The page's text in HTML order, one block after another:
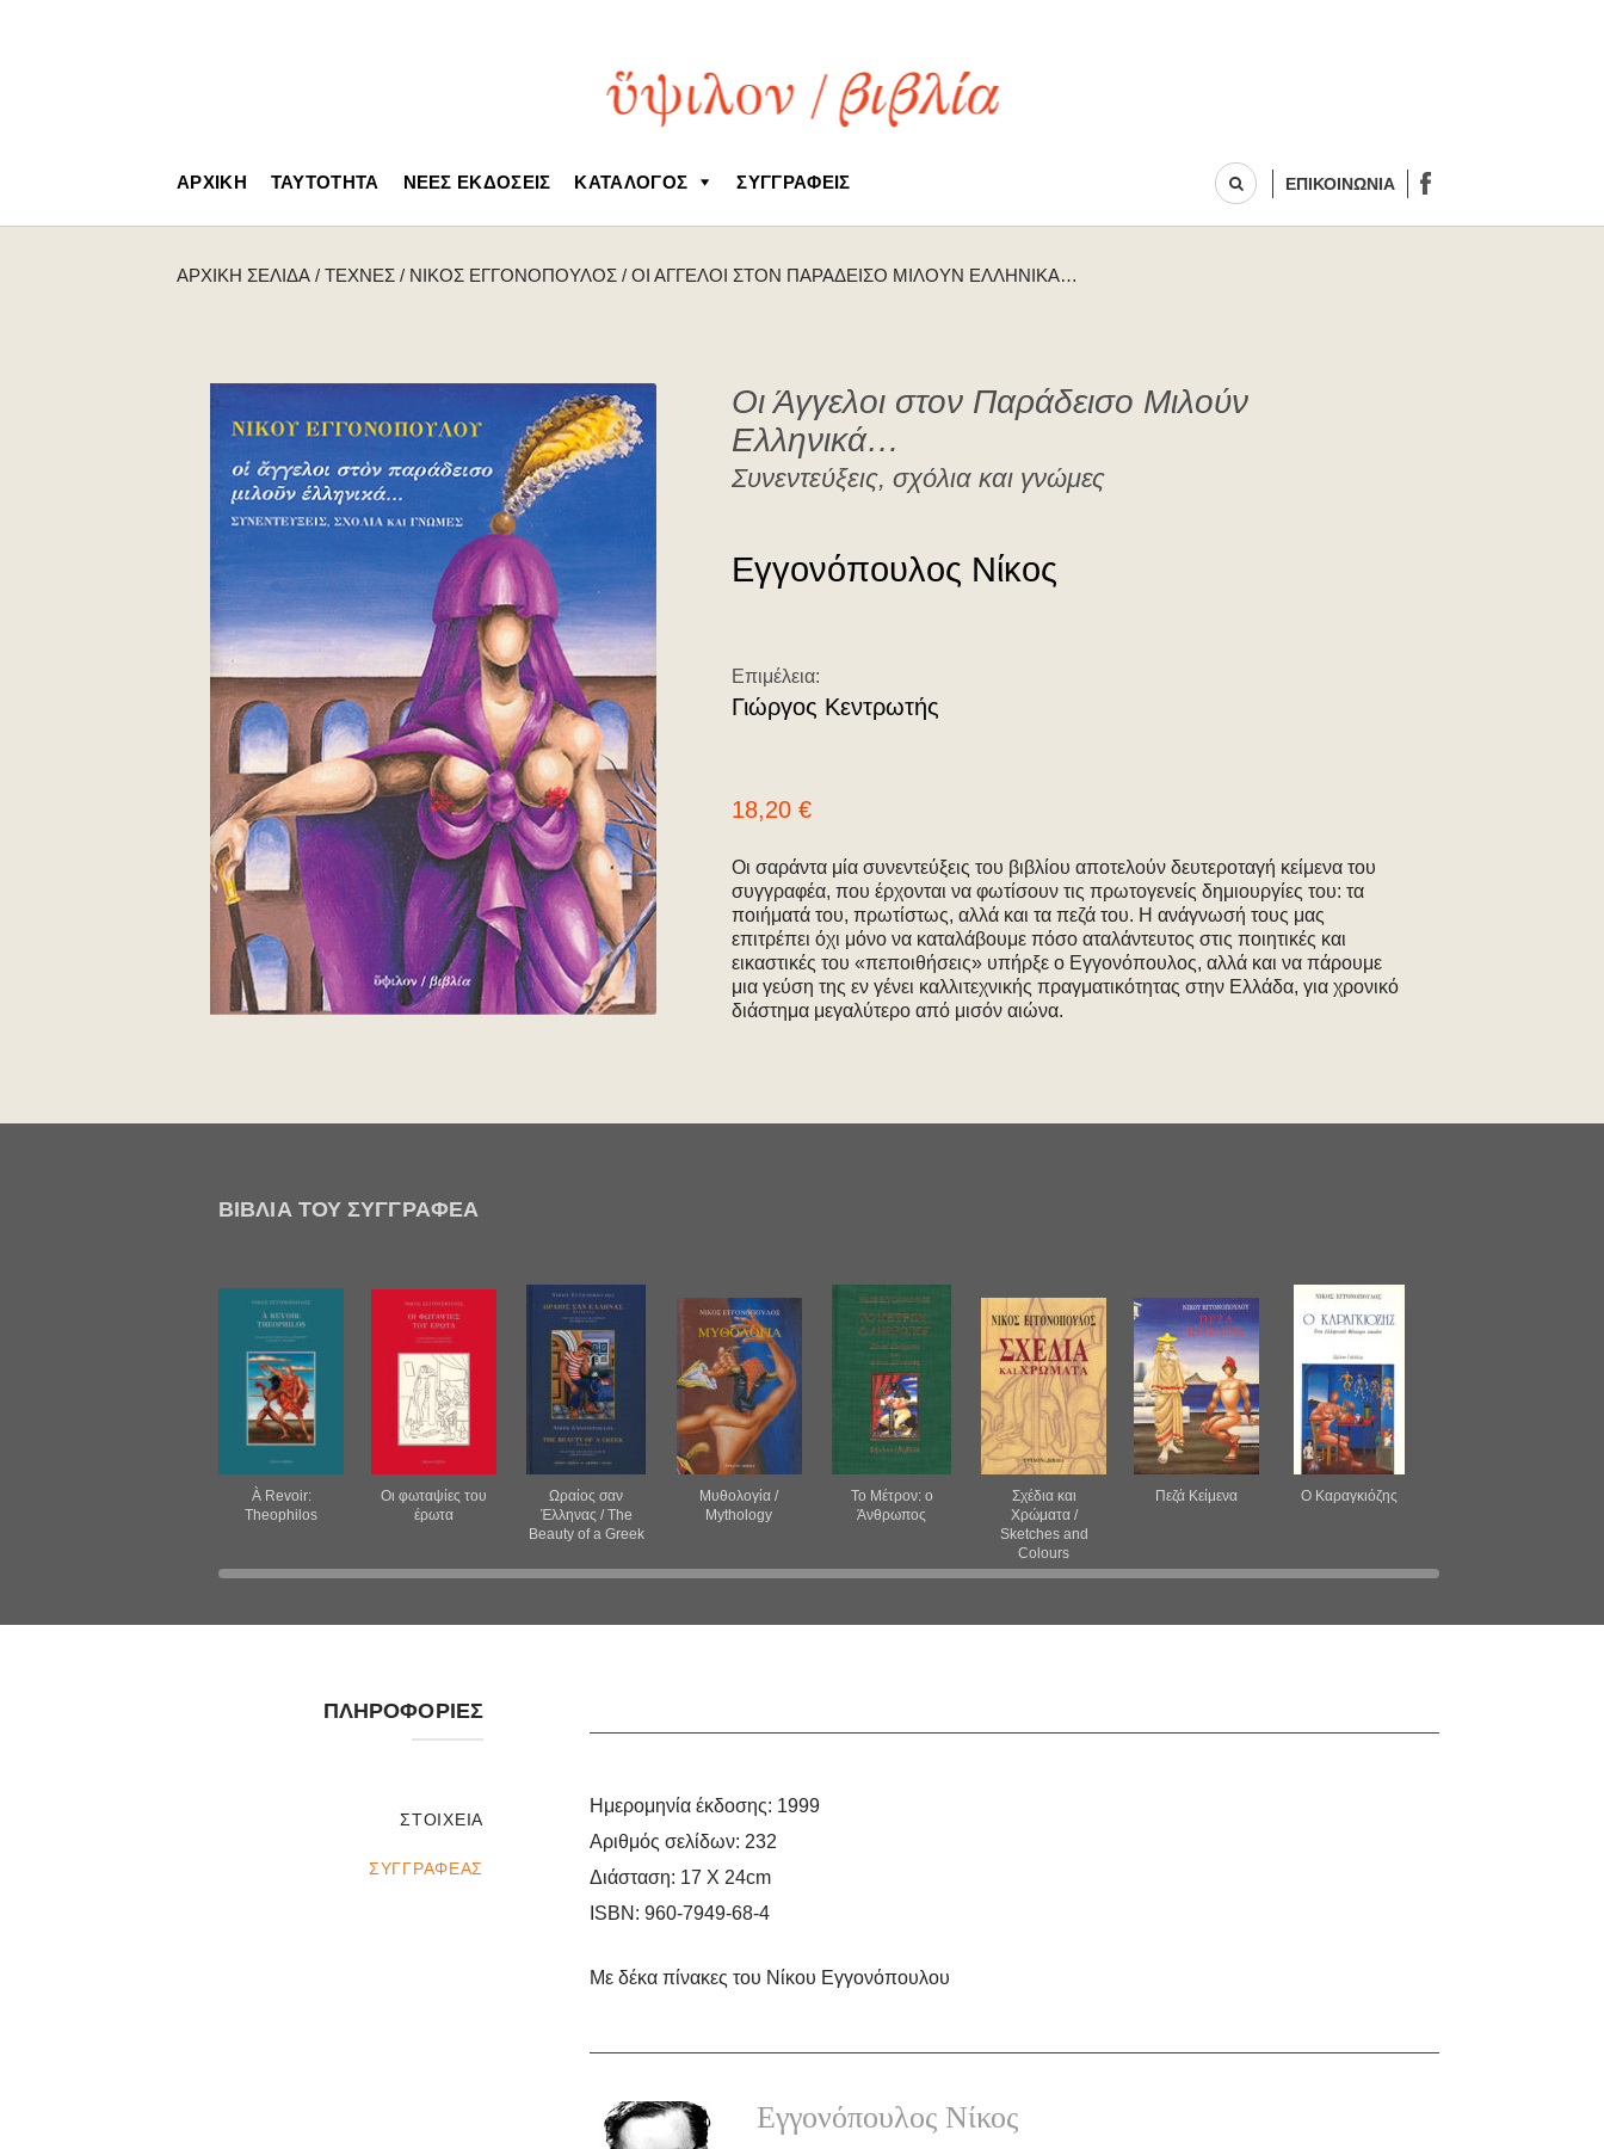
ΑΡΧΙΚΉ ΤΑΥΤΌΤΗΤΑ ΝΈΕΣ ΕΚΔΌΣΕΙΣ ΚΑΤΆΛΟΓΟΣ ΣΥΓΓΡΑΦΕΊΣ ΕΠΙΚΟΙΝΩΝΙΑ
ΑΡΧΙΚΉ ΣΕΛΊΔΑ / ΤΈΧΝΕΣ / ΝΊΚΟΣ ΕΓΓΟΝΌΠΟΥΛΟΣ / OΙ ΆΓΓΕΛΟΙ ΣΤΟΝ ΠΑΡΆΔΕΙΣΟ ΜΙΛΟΎΝ ΕΛΛΗΝΙΚΆ…
Εγγονόπουλος Νίκος
Oι Άγγελοι στον Παράδεισο Μιλούν
Ελληνικά…
Συνεντεύξεις, σχόλια και γνώμες
Εγγονόπουλος Νίκος
Επιμέλεια:
Γιώργος Κεντρωτής
18,20 €
Οι σαράντα μία συνεντεύξεις του βιβλίου αποτελούν δευτεροταγή κείμενα του
συγγραφέα, που έρχονται να φωτίσουν τις πρωτογενείς δημιουργίες του: τα
ποιήματά του, πρωτίστως, αλλά και τα πεζά του. Η ανάγνωσή τους μας
επιτρέπει όχι μόνο να καταλάβουμε πόσο αταλάντευτος στις ποιητικές και
εικαστικές του «πεποιθήσεις» υπήρξε ο Εγγονόπουλος, αλλά και να πάρουμε
μια γεύση της εν γένει καλλιτεχνικής πραγματικότητας στην Ελλάδα, για χρονικό
διάστημα μεγαλύτερο από μισόν αιώνα.
ΒΙΒΛΊΑ ΤΟΥ ΣΥΓΓΡΑΦΈΑ
À Revoir:
Theophilos
Οι φωταψίες του
έρωτα
Ωραίος σαν
Έλληνας / The
Beauty of a Greek
Μυθολογία /
Mythology
Το Μέτρον: ο
Άνθρωπος
Σχέδια και
Χρώματα /
Sketches and
Colours
Πεζά Κείμενα Ο Καραγκιόζης
ΠΛΗΡΟΦΟΡΊΕΣ
ΣΤΟΙΧΕΊΑ
ΣΥΓΓΡΑΦΈΑΣ
Ημερομηνία έκδοσης: 1999
Αριθμός σελίδων: 232
Διάσταση: 17 Χ 24cm
ISBN: 960-7949-68-4
Με δέκα πίνακες του Νίκου Εγγονόπουλου
Εγγονόπουλος Νίκος